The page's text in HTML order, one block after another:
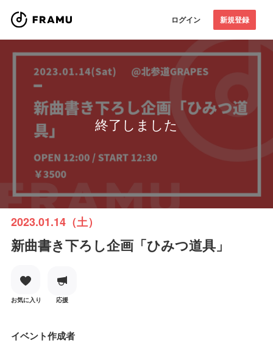
ログイン 新規登録
終了しました
2023.01.14（土）
新曲書き下ろし企画「ひみつ道具」
お気に入り 応援
イベント作成者